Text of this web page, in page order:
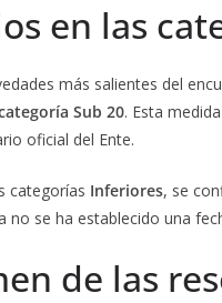
en las
más salientes del
Sub 20. Esta
oficial del Ente.
categorías Inferiores, se
no se ha establecido una
de las